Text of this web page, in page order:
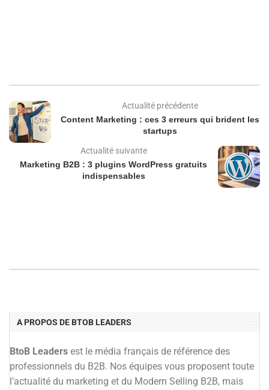
Actualité précédente
Content Marketing : ces 3 erreurs qui brident les
startups
Actualité suivante
Marketing B2B : 3 plugins WordPress gratuits
indispensables
A PROPOS DE BTOB LEADERS
BtoB Leaders est le média français de référence des
professionnels du B2B. Nos équipes vous proposent toute
l’actualité du marketing et du Modern Selling B2B, mais